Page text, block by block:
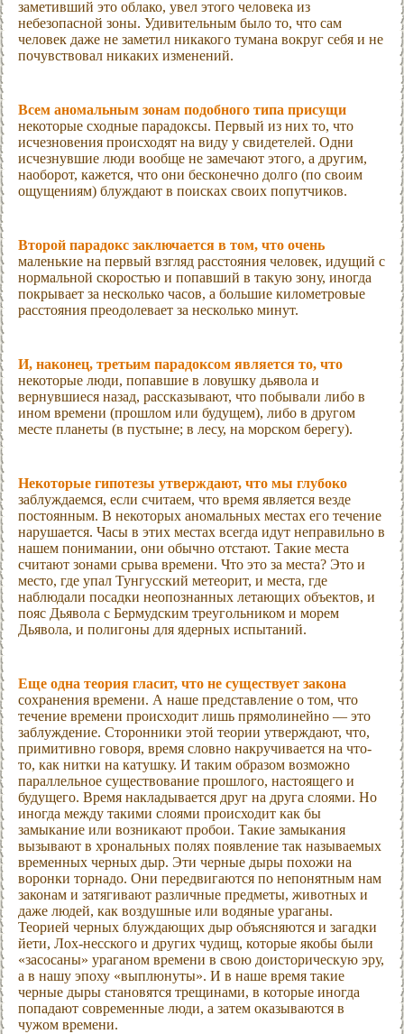
заметивший это облако, увел этого человека из
небезопасной зоны. Удивительным было то, что сам
человек даже не заметил никакого тумана вокруг себя и не
почувствовал никаких изменений.
Всем аномальным зонам подобного типа присущи
некоторые сходные парадоксы. Первый из них то, что
исчезновения происходят на виду у свидетелей. Одни
исчезнувшие люди вообще не замечают этого, а другим,
наоборот, кажется, что они бесконечно долго (по своим
ощущениям) блуждают в поисках своих попутчиков.
Второй парадокс заключается в том, что очень
маленькие на первый взгляд расстояния человек, идущий с
нормальной скоростью и попавший в такую зону, иногда
покрывает за несколько часов, а большие километровые
расстояния преодолевает за несколько минут.
И, наконец, третьим парадоксом является то, что
некоторые люди, попавшие в ловушку дьявола и
вернувшиеся назад, рассказывают, что побывали либо в
ином времени (прошлом или будущем), либо в другом
месте планеты (в пустыне; в лесу, на морском берегу).
Некоторые гипотезы утверждают, что мы глубоко
заблуждаемся, если считаем, что время является везде
постоянным. В некоторых аномальных местах его течение
нарушается. Часы в этих местах всегда идут неправильно в
нашем понимании, они обычно отстают. Такие места
считают зонами срыва времени. Что это за места? Это и
место, где упал Тунгусский метеорит, и места, где
наблюдали посадки неопознанных летающих объектов, и
пояс Дьявола с Бермудским треугольником и морем
Дьявола, и полигоны для ядерных испытаний.
Еще одна теория гласит, что не существует закона
сохранения времени. А наше представление о том, что
течение времени происходит лишь прямолинейно — это
заблуждение. Сторонники этой теории утверждают, что,
примитивно говоря, время словно накручивается на что-
то, как нитки на катушку. И таким образом возможно
параллельное существование прошлого, настоящего и
будущего. Время накладывается друг на друга слоями. Но
иногда между такими слоями происходит как бы
замыкание или возникают пробои. Такие замыкания
вызывают в хрональных полях появление так называемых
временных черных дыр. Эти черные дыры похожи на
воронки торнадо. Они передвигаются по непонятным нам
законам и затягивают различные предметы, животных и
даже людей, как воздушные или водяные ураганы.
Теорией черных блуждающих дыр объясняются и загадки
йети, Лох-несского и других чудищ, которые якобы были
«засосаны» ураганом времени в свою доисторическую эру,
а в нашу эпоху «выплюнуты». И в наше время такие
черные дыры становятся трещинами, в которые иногда
попадают современные люди, а затем оказываются в
чужом времени.